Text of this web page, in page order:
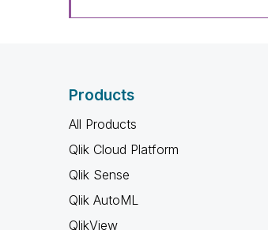
Products
All Products
Qlik Cloud Platform
Qlik Sense
Qlik AutoML
QlikView